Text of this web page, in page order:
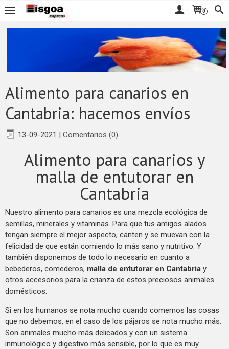
0
Alimento para canarios en
Cantabria: hacemos envíos
13-09-2021 | Comentarios (0)
Alimento para canarios y
malla de entutorar en
Cantabria
Nuestro alimento para canarios es una mezcla ecológica de
semillas, minerales y vitaminas. Para que tus amigos alados
tengan siempre el mejor aspecto, canten y se muevan con la
felicidad de que están comiendo lo más sano y nutritivo. Y
también disponemos de todo lo necesario en cuanto a
bebederos, comederos, malla de entutorar en Cantabria y
otros accesorios para la crianza de estos preciosos animales
domésticos.
Si en los humanos se nota mucho cuando comemos las cosas
que no debemos, en el caso de los pájaros se nota mucho más.
Son animales mucho más delicados y con un sistema
inmunológico y digestivo más sensible, por lo que es muy